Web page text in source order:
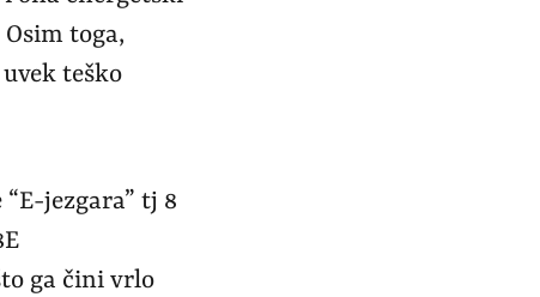
toga,
teško
jezgara” tj 8
ga čini vrlo